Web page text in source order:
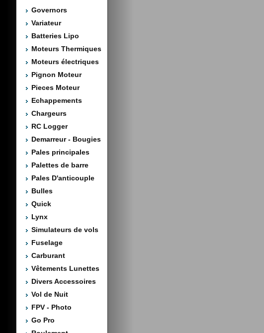
Governors
Variateur
Batteries Lipo
Moteurs Thermiques
Moteurs électriques
Pignon Moteur
Pieces Moteur
Echappements
Chargeurs
RC Logger
Demarreur - Bougies
Pales principales
Palettes de barre
Pales D'anticouple
Bulles
Quick
Lynx
Simulateurs de vols
Fuselage
Carburant
Vêtements Lunettes
Divers Accessoires
Vol de Nuit
FPV - Photo
Go Pro